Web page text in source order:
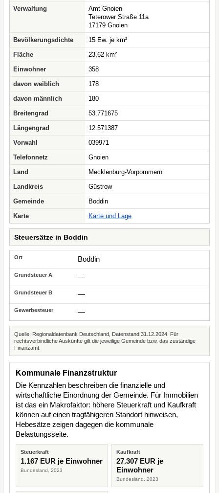
Verwaltung
Amt Gnoien
Teterower Straße 11a
17179 Gnoien
Bevölkerungsdichte
15 Ew. je km²
Fläche
23,62 km²
Einwohner
358
davon weiblich
178
davon männlich
180
Breitengrad
53.771675
Längengrad
12.571387
Vorwahl
039971
Telefonnetz
Gnoien
Land
Mecklenburg-Vorpommern
Landkreis
Güstrow
Gemeinde
Boddin
Karte
Karte und Lage
Steuersätze in Boddin
Boddin
—
—
—
Quelle: Regionaldatenbank Deutschland, Datenstand 31.12.2024. Für
rechtsverbindliche Auskünfte gilt die jeweilige Gemeinde bzw. das zuständige
Finanzamt.
Kommunale Finanzstruktur
Die Kennzahlen beschreiben die finanzielle und
wirtschaftliche Einordnung der Gemeinde. Für Immobilien
ist das ein Makrofaktor: höhere Steuerkraft und Kaufkraft
können auf einen tragfähigeren Standort hinweisen,
Hebesätze zeigen dagegen die kommunale
Belastungsseite.
Steuerkraft
1.167 EUR je Einwohner
Bundesland, 2023
Kaufkraft
27.307 EUR je
Einwohner
Bundesland, 2023